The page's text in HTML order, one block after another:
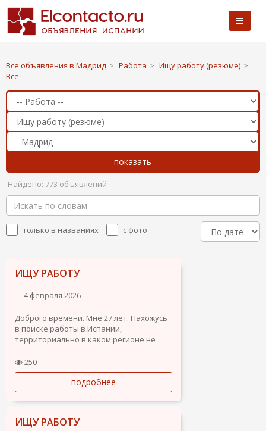
Все объявления в Мадрид > Работа > Ищу работу (резюме) >
Все
Найдено: 773 объявлений
только в названиях с фото
ИЩУ РАБОТУ
4 февраля 2026
Доброго времени. Мне 27 лет. Нахожусь
в поиске работы в Испании,
территориально в каком регионе не
переезде в Испанию трудиться на
постоянный рабочий контракт с
возможностью продления по
результатам работы. В РФ опыт работы
кладовщиком...
250
подробнее
ИЩУ РАБОТУ